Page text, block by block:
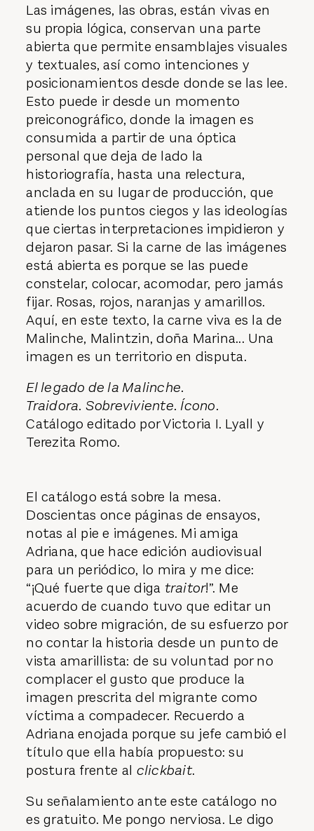
Las imágenes, las obras, están vivas en
su propia lógica, conservan una parte
abierta que permite ensamblajes visuales
y textuales, así como intenciones y
posicionamientos desde donde se las lee.
Esto puede ir desde un momento
preiconográfico, donde la imagen es
consumida a partir de una óptica
personal que deja de lado la
historiografía, hasta una relectura,
anclada en su lugar de producción, que
atiende los puntos ciegos y las ideologías
que ciertas interpretaciones impidieron y
dejaron pasar. Si la carne de las imágenes
está abierta es porque se las puede
constelar, colocar, acomodar, pero jamás
fijar. Rosas, rojos, naranjas y amarillos.
Aquí, en este texto, la carne viva es la de
Malinche, Malintzin, doña Marina... Una
imagen es un territorio en disputa.
El legado de la Malinche.
Traidora. Sobreviviente. Ícono.
Catálogo editado por Victoria I. Lyall y
Terezita Romo.
El catálogo está sobre la mesa.
Doscientas once páginas de ensayos,
notas al pie e imágenes. Mi amiga
Adriana, que hace edición audiovisual
para un periódico, lo mira y me dice:
“¡Qué fuerte que diga traitor!”. Me
acuerdo de cuando tuvo que editar un
video sobre migración, de su esfuerzo por
no contar la historia desde un punto de
vista amarillista: de su voluntad por no
complacer el gusto que produce la
imagen prescrita del migrante como
víctima a compadecer. Recuerdo a
Adriana enojada porque su jefe cambió el
título que ella había propuesto: su
postura frente al clickbait.
Su señalamiento ante este catálogo no
es gratuito. Me pongo nerviosa. Le digo